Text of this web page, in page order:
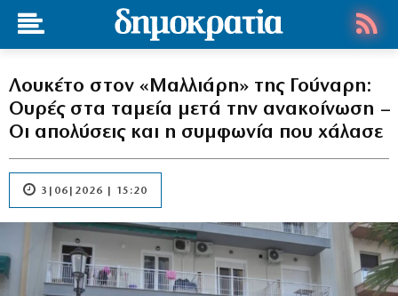
Λουκέτο στον «Μαλλιάρη» της Γούναρη:
Ουρές στα ταμεία μετά την ανακοίνωση –
Οι απολύσεις και η συμφωνία που χάλασε
3|06|2026 | 15:20